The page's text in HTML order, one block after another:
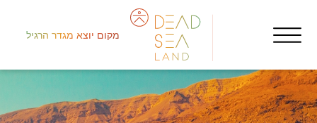
מקום יוצא מגדר הרגיל